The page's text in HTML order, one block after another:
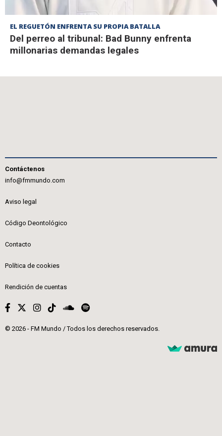
EL REGUETÓN ENFRENTA SU PROPIA BATALLA
Del perreo al tribunal: Bad Bunny enfrenta
millonarias demandas legales
Contáctenos
info@fmmundo.com
Aviso legal
Código Deontológico
Contacto
Política de cookies
Rendición de cuentas
© 2026 - FM Mundo / Todos los derechos reservados.